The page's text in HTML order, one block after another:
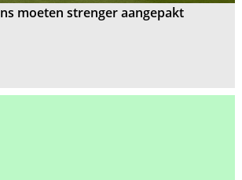
moeten strenger aangepakt